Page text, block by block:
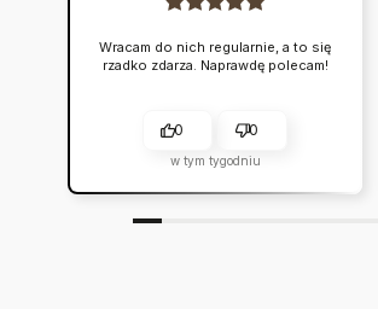
Wracam do nich regularnie, a to się
rzadko zdarza. Naprawdę polecam!
0 0
w tym tygodniu